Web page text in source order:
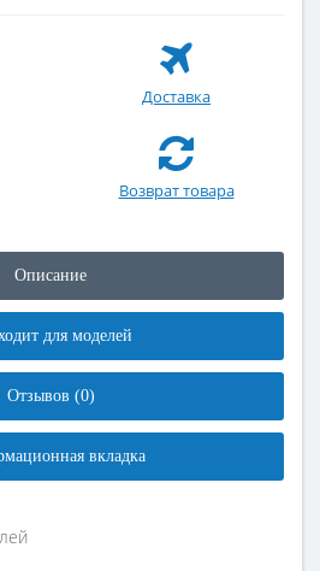
Доставка
Возврат товара
Описание
для моделей
Отзывов (0)
вкладка